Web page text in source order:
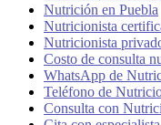
Nutrición en Puebla
Nutricionista
Nutricionista
Costo de consulta
WhatsApp de
Teléfono de
Consulta con